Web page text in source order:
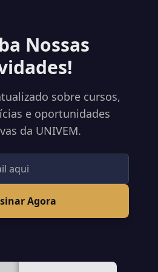
Nossas
sobre cursos,
e oportunidades
da UNIVEM.
Agora